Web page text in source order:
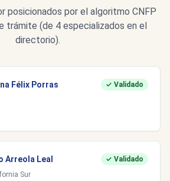
posicionados por el algoritmo CNFP
trámite (de 4 especializados en el
directorio).
Félix Porras
✓ Validado
Arreola Leal
✓ Validado
Sur